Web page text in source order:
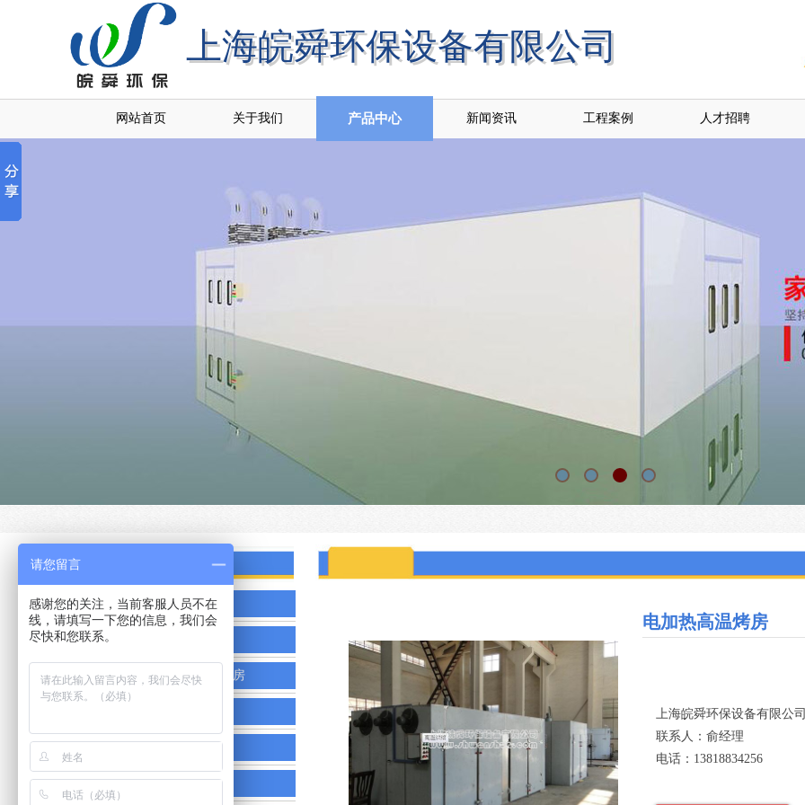
上海皖舜环保设备有限公司
上海皖舜环保设备有限公司
网站首页 关于我们 产品中心 新闻资讯 工程案例 人才招聘
废气处理
干式无尘环保喷烤漆房
移动伸缩房
电加热高温烤房
上海皖舜环保设备有限公
联系人：俞经理
电话：13818834256
请您留言
感谢您的关注，当前客服人员不在
线，请填写一下您的信息，我们会
尽快和您联系。